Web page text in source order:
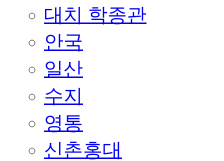
대치 학종관
안국
일산
수지
영통
신촌홍대